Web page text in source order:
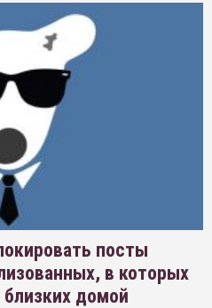
посты
в которых
домой